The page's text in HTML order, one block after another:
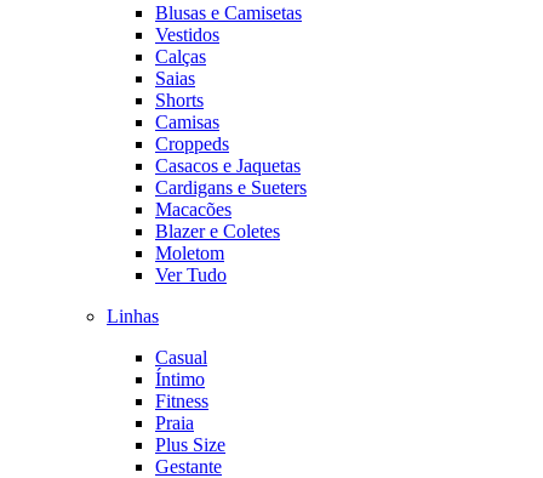
Blusas e Camisetas
Vestidos
Calças
Saias
Shorts
Camisas
Croppeds
Casacos e Jaquetas
Cardigans e Sueters
Macacões
Blazer e Coletes
Moletom
Ver Tudo
Linhas
Casual
Íntimo
Fitness
Praia
Plus Size
Gestante